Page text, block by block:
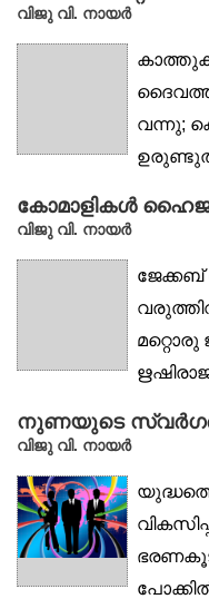
വിജു വി. നായര്‍
വന്നു;
കോമാളികൾ
വിജു വി. നായര്‍
മറ്റൊരു
നുണയുടെ
വിജു വി. നായര്‍